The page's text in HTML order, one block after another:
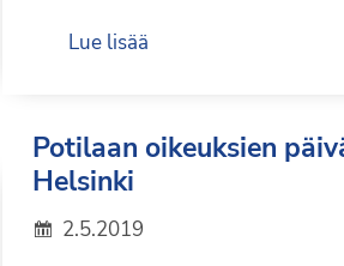
Lue lisää
Potilaan oikeuksien
Helsinki
2.5.2019